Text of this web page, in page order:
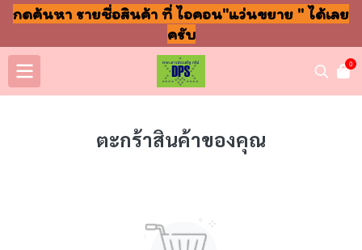
กดค้นหา รายชื่อสินค้า ที่ ไอคอน"แว่นขยาย " ได้เลย
ครับ
0
ตะกร้าสินค้าของคุณ